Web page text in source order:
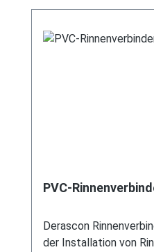
PVC-
Derascon
der Installation von